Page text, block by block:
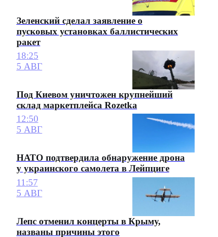
Зеленский сделал заявление о
пусковых установках баллистических
ракет
18:25
5 АВГ
Под Киевом уничтожен крупнейший
склад маркетплейса Rozetka
12:50
5 АВГ
НАТО подтвердила обнаружение дрона
у украинского самолета в Лейпциге
11:57
5 АВГ
Лепс отменил концерты в Крыму,
названы причины этого